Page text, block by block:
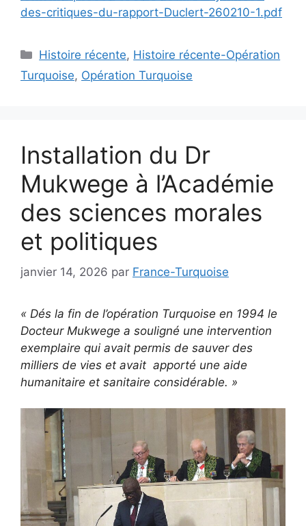
des-critiques-du-rapport-Duclert-260210-1.pdf
Catégories
Histoire récente, Histoire récente-Opération
Turquoise, Opération Turquoise
Installation du Dr
Mukwege à l’Académie
des sciences morales
et politiques
janvier 14, 2026 par France-Turquoise
« Dés la fin de l’opération Turquoise en 1994 le
Docteur Mukwege a souligné une intervention
exemplaire qui avait permis de sauver des
milliers de vies et avait apporté une aide
humanitaire et sanitaire considérable. »